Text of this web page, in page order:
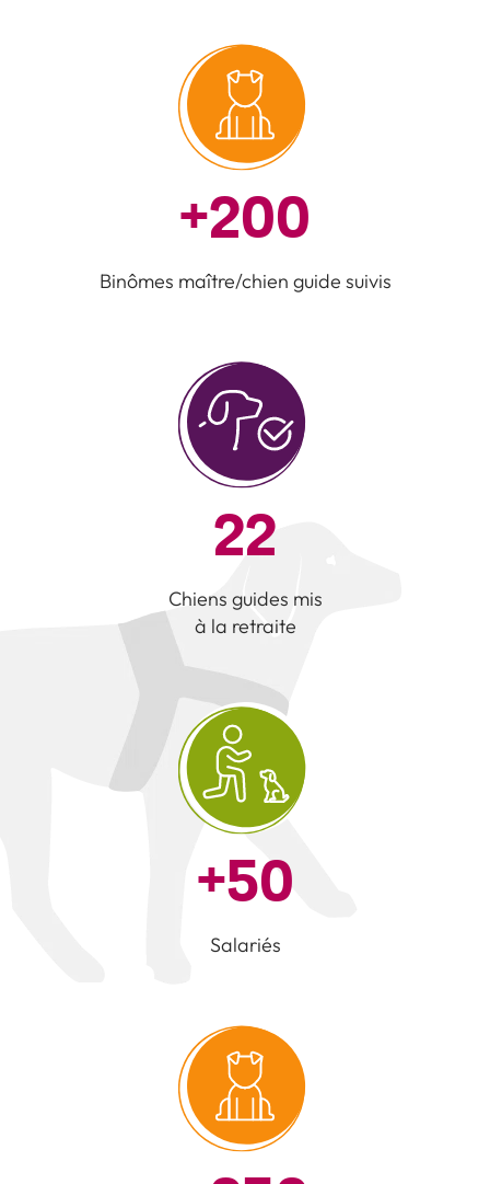
+200
Binômes maître/chien guide suivis
22
Chiens guides mis
à la retraite
+50
Salariés